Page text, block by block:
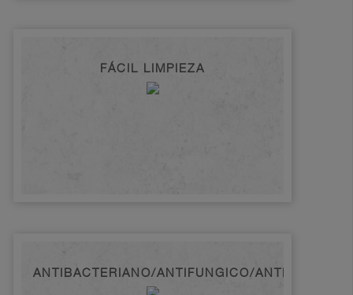
FÁCIL LIMPIEZA
ANTIBACTERIANO/ANTIFUNGICO/